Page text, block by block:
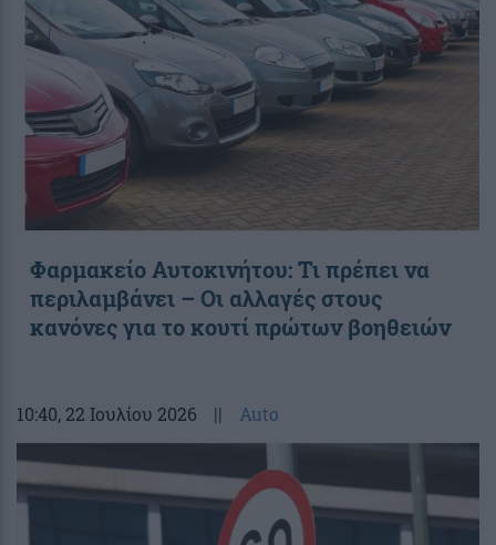
Φαρμακείο Αυτοκινήτου: Τι πρέπει να
περιλαμβάνει – Οι αλλαγές στους
κανόνες για το κουτί πρώτων βοηθειών
10:40, 22 Ιουλίου 2026 || Auto